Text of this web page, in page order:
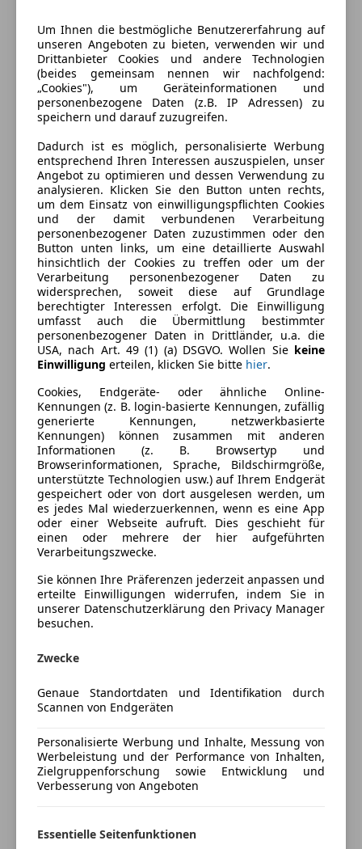
Energieverbrauch
Schadstoffklasse
Euro 6
Kraftstoff
Diesel
CO₂-Emissionen
114 g/km (komb.)
Ausstattung
Komfort
2-Zonen-Klimaautomatik
Armlehne
Berganfahrassistent
Einparkhilfe
Einparkhilfe Sensoren hinten
Einparkhilfe Sensoren vorne
Elektrische Fensterheber
Elektrische Seitenspiegel
Elektrische Sitze
Getönte Scheiben
Klimaanlage
Lederlenkrad
Lichtsensor
Multifunktionslenkrad
Navigationssystem
Regensensor
Sitzheizung
Start/Stop-Automatik
Tempomat
Unterhaltung/Media
Apple CarPlay
Bordcomputer
Freisprecheinrichtung
MP3
Soundsystem
Mehr anzeigen
Farbe und Innenausstattung
Außenfarbe
Weiß
Farbe laut Hersteller
Gletscherweiß Metallic
Lackierung
Innenausstattung
Stoff
Fahrzeugbeschreibung
Herzlich Willkommen beiKFZ LECHNER,schön dass
Sie da sind.
Wir sind ein 20 köpfiges Team und verkaufen jährlich
KUNDENZUFRIEDENHEITwird bei uns groß
geschrieben, was unsere Bewertungen wieder
VORTEIL: In unserer Meister-Werkstatt wird jedes
Fahrzeug gründlich geprüft, bei Bedarf repariert,
Hand über. Alle Fahrzeuge verfügen zusätzlich, zur
Gewährleistung, über1 JAHR GARANTIE- Optional 3
JAHRE GARANTIE!
TDI SPORTaus2.BESITZan.
Mehr anzeigen
Preisbewertung
Mehr anzeigen
Versicherung
Um Ihnen die bestmögliche Benutzererfahrung auf
unseren Angeboten zu bieten, verwenden wir und
Drittanbieter Cookies und andere Technologien
(beides gemeinsam nennen wir nachfolgend:
„Cookies"), um Geräteinformationen und
personenbezogene Daten (z.B. IP Adressen) zu
speichern und darauf zuzugreifen.
Dadurch ist es möglich, personalisierte Werbung
entsprechend Ihren Interessen auszuspielen, unser
Angebot zu optimieren und dessen Verwendung zu
analysieren. Klicken Sie den Button unten rechts,
um dem Einsatz von einwilligungspflichten Cookies
und der damit verbundenen Verarbeitung
personenbezogener Daten zuzustimmen oder den
Button unten links, um eine detaillierte Auswahl
hinsichtlich der Cookies zu treffen oder um der
Verarbeitung personenbezogener Daten zu
widersprechen, soweit diese auf Grundlage
berechtigter Interessen erfolgt. Die Einwilligung
umfasst auch die Übermittlung bestimmter
personenbezogener Daten in Drittländer, u.a. die
USA, nach Art. 49 (1) (a) DSGVO. Wollen Sie keine
Einwilligung erteilen, klicken Sie bitte hier.
Cookies, Endgeräte- oder ähnliche Online-
Kennungen (z. B. login-basierte Kennungen, zufällig
generierte Kennungen, netzwerkbasierte
Kennungen) können zusammen mit anderen
Informationen (z. B. Browsertyp und
Browserinformationen, Sprache, Bildschirmgröße,
unterstützte Technologien usw.) auf Ihrem Endgerät
gespeichert oder von dort ausgelesen werden, um
es jedes Mal wiederzuerkennen, wenn es eine App
oder einer Webseite aufruft. Dies geschieht für
einen oder mehrere der hier aufgeführten
Verarbeitungszwecke.
Sie können Ihre Präferenzen jederzeit anpassen und
erteilte Einwilligungen widerrufen, indem Sie in
unserer Datenschutzerklärung den Privacy Manager
besuchen.
Zwecke
Genaue Standortdaten und Identifikation durch
Scannen von Endgeräten
Personalisierte Werbung und Inhalte, Messung von
Werbeleistung und der Performance von Inhalten,
Zielgruppenforschung sowie Entwicklung und
Verbesserung von Angeboten
Essentielle Seitenfunktionen